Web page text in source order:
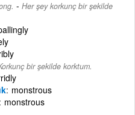
- Her şey korkunç bir şekilde
bir şekilde korktum.
monstrous
monstrous